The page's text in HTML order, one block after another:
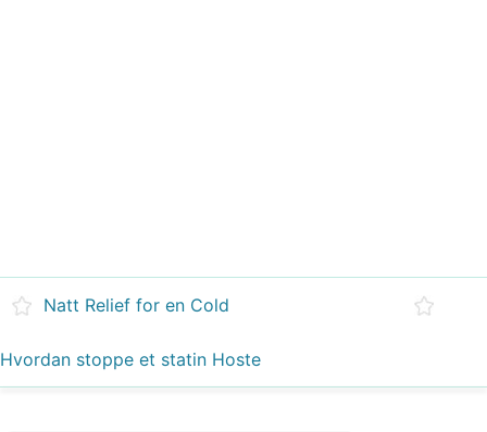
Natt Relief for en Cold
Hvordan stoppe et statin Hoste